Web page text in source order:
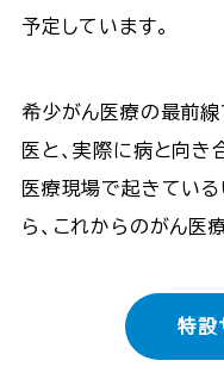
予定しています。
希少がん医療の最前
医と、実際に病と向き
医療現場で起きてい
ら、これからのがん医
特設